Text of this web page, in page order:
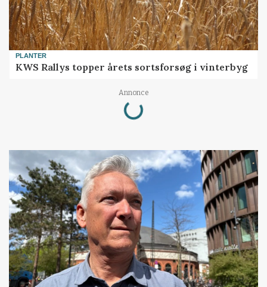
PLANTER
KWS Rallys topper årets sortsforsøg i vinterbyg
Annonce
Loading...